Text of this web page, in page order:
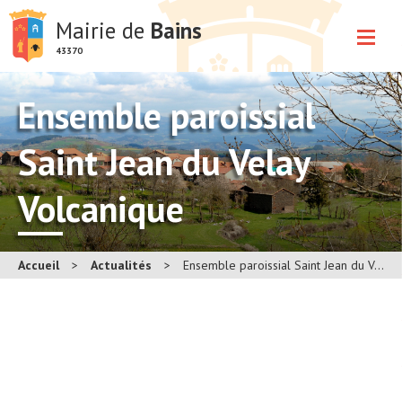
Mairie de Bains
43370
Ensemble paroissial
Saint Jean du Velay
Volcanique
Accueil > Actualités > Ensemble paroissial Saint Jean du Velay Volcanique